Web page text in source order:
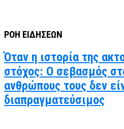
ΡΟΗ ΕΙΔΗΣΕΩΝ
Όταν η ιστορία της
στόχος: Ο σεβασμός
ανθρώπους τους δεν
διαπραγματεύσιμος